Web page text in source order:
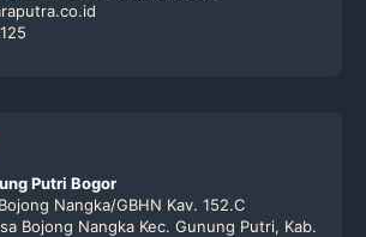
Putri Bogor
Nangka/GBHN Kav. 152.C
Bojong Nangka Kec. Gunung Putri, Kab.